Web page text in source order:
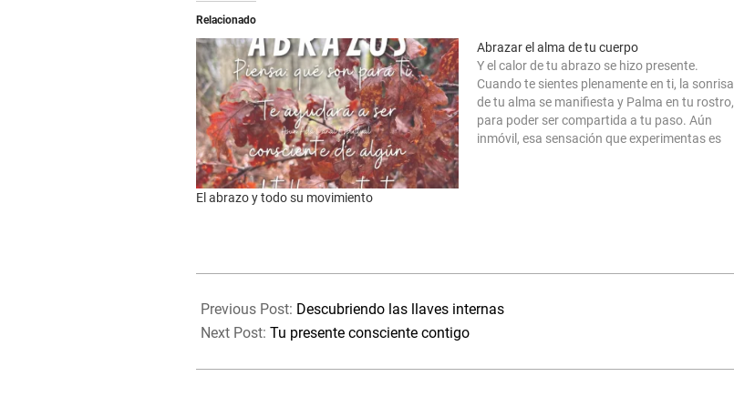
Relacionado
El abrazo y todo su movimiento
Abrazar el alma de tu cuerpo
Y el calor de tu abrazo se hizo presente.
Cuando te sientes plenamente en ti, la sonrisa
de tu alma se manifiesta y Palma en tu rostro,
para poder ser compartida a tu paso. Aún
inmóvil, esa sensación que experimentas es
01-
25
Previous Post: Descubriendo las llaves internas
Next Post: Tu presente consciente contigo